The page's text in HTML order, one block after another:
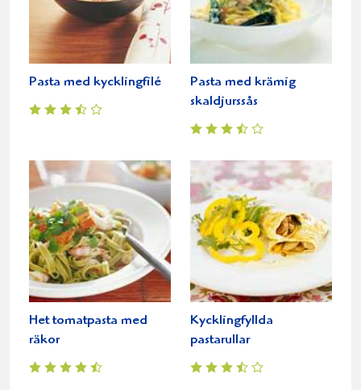
Pasta med kycklingfilé
Pasta med krämig
skaldjurssås
Het tomatpasta med
räkor
Kycklingfyllda
pastarullar